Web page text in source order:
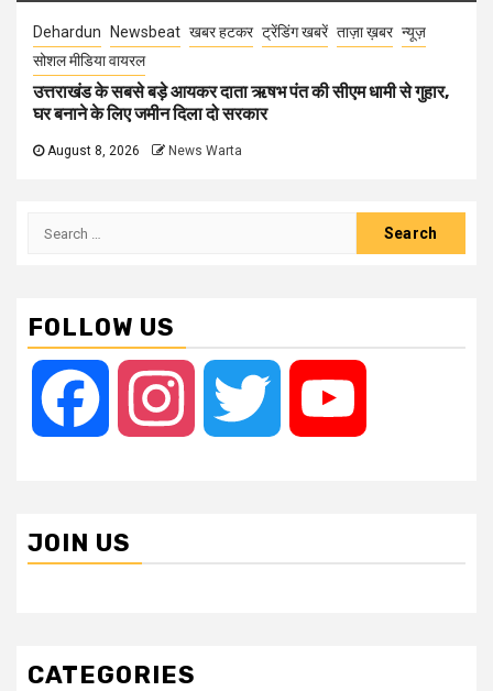
Dehardun Newsbeat खबर हटकर ट्रेंडिंग खबरें ताज़ा ख़बर न्यूज़
सोशल मीडिया वायरल
उत्तराखंड के सबसे बड़े आयकर दाता ऋषभ पंत की सीएम धामी से गुहार,
घर बनाने के लिए जमीन दिला दो सरकार
August 8, 2026 News Warta
Search
FOLLOW US
Facebook Instagram Twitter
JOIN US
CATEGORIES